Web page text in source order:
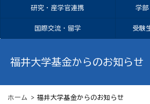
研究・産学官連携 学
国際交流・留学 受験
福井大学基金からのお知らせ
ホーム > 福井大学基金からのお知らせ